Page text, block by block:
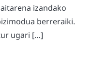
izandako
berreraiki.
ugari […]